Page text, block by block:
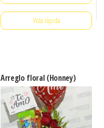
Vista rápida
Arreglo floral (Honney)